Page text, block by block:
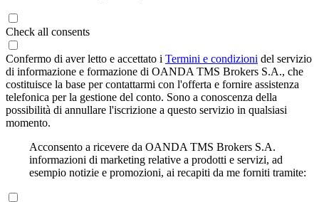
Check all consents
Confermo di aver letto e accettato i Termini e condizioni del servizio
di informazione e formazione di OANDA TMS Brokers S.A., che
costituisce la base per contattarmi con l'offerta e fornire assistenza
telefonica per la gestione del conto. Sono a conoscenza della
possibilità di annullare l'iscrizione a questo servizio in qualsiasi
momento.
Acconsento a ricevere da OANDA TMS Brokers S.A.
informazioni di marketing relative a prodotti e servizi, ad
esempio notizie e promozioni, ai recapiti da me forniti tramite: